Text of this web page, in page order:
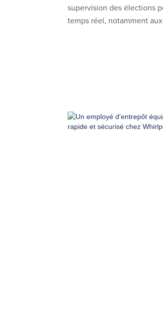
supervision des élections
temps réel, notamment